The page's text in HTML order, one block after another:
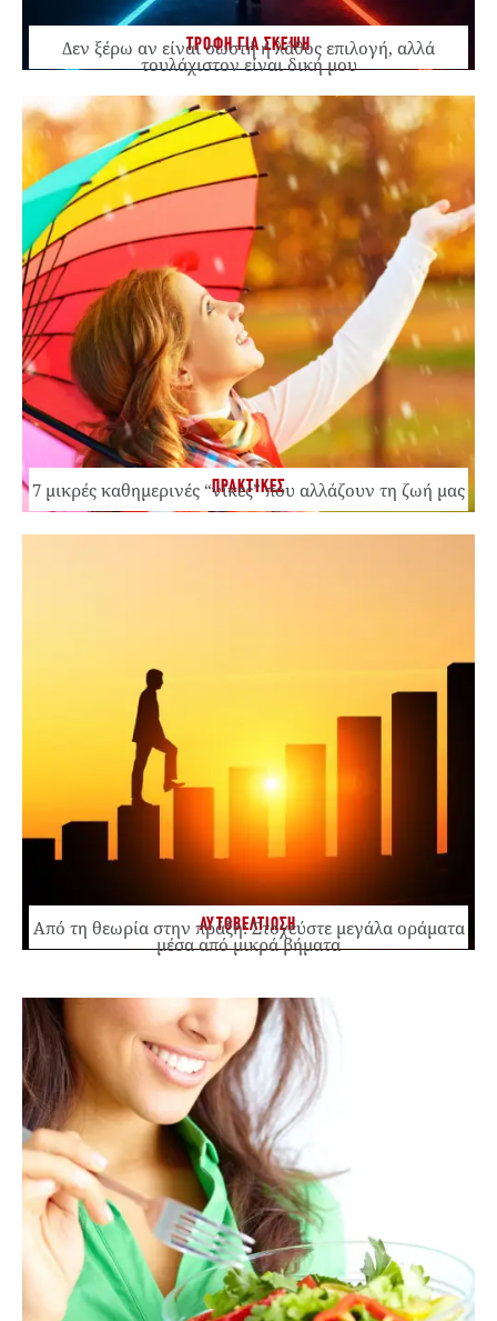
ΤΡΟΦΗ ΓΙΑ ΣΚΕΨΗ
Δεν ξέρω αν είναι σωστή ή λάθος επιλογή, αλλά
τουλάχιστον είναι δική μου
ΠΡΑΚΤΙΚΕΣ
7 μικρές καθημερινές “νίκες” που αλλάζουν τη ζωή μας
ΑΥΤΟΒΕΛΤΙΩΣΗ
Από τη θεωρία στην πράξη: Στοχεύστε μεγάλα οράματα
μέσα από μικρά βήματα